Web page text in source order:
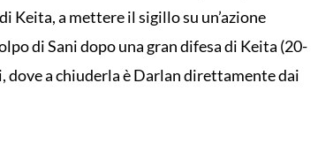
Keita, a mettere il sigillo su un’azione
di Sani dopo una gran difesa di Keita (20-
dove a chiuderla è Darlan direttamente dai